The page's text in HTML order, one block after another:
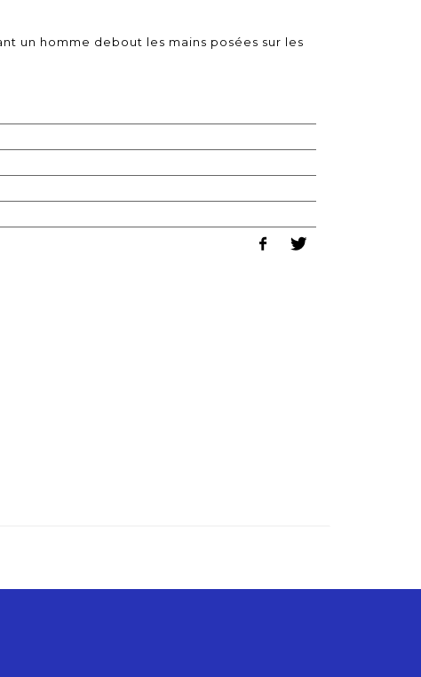
un homme debout les mains posées sur les